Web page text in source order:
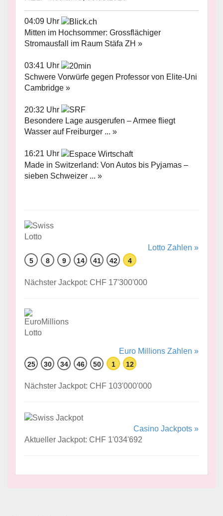
04:09 Uhr
Mitten im Hochsommer: Grossflächiger
Stromausfall im Raum Stäfa ZH »
03:41 Uhr
Schwere Vorwürfe gegen Professor von Elite-Uni
Cambridge »
20:32 Uhr
Besondere Lage ausgerufen – Armee fliegt
Wasser auf Freiburger ... »
16:21 Uhr
Made in Switzerland: Von Autos bis Pyjamas –
sieben Schweizer ... »
Lotto Zahlen »
5 8 9 14 41 42 4
Nächster Jackpot: CHF 17'300'000
Euro Millions Zahlen »
25 30 34 46 50 1 12
Nächster Jackpot: CHF 103'000'000
Casino Jackpots »
Aktueller Jackpot: CHF 1'034'692